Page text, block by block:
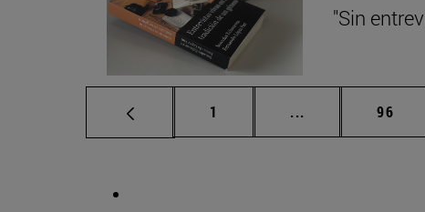
"Sin
Página
1 ... Páginas Página
96